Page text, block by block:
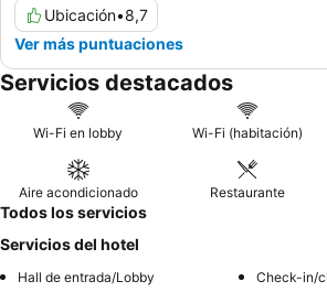
Ubicación•8,7
Ver más puntuaciones
Servicios destacados
Wi-Fi en lobby Wi-Fi (habitación)
Aire acondicionado Restaurante
Todos los servicios
Servicios del hotel
Hall de entrada/Lobby Check-in/